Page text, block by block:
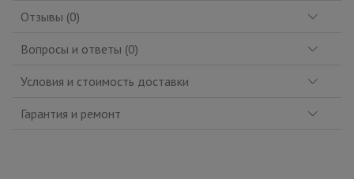
Отзывы (0)
Вопросы и ответы (0)
Условия и стоимость доставки
Гарантия и ремонт